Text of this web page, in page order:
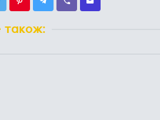
також: